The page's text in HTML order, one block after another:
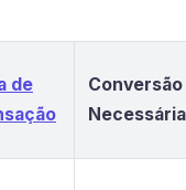
de
Conversão
Necessária